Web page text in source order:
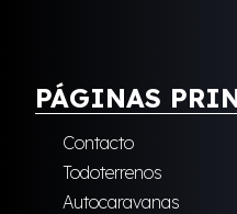
PÁGINAS
Contacto
Todoterrenos
Autocaravanas